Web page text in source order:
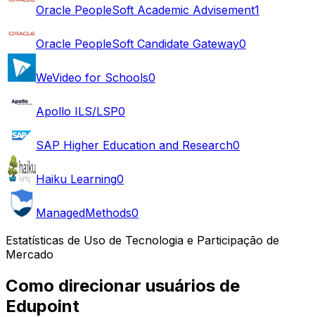
Oracle PeopleSoft Academic Advisement1
Oracle PeopleSoft Candidate Gateway0
WeVideo for Schools0
Apollo ILS/LSP0
SAP Higher Education and Research0
Haiku Learning0
ManagedMethods0
Estatísticas de Uso de Tecnologia e Participação de
Mercado
Como direcionar usuários de
Edupoint